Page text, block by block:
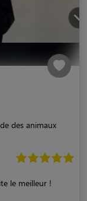
des animaux
le meilleur !